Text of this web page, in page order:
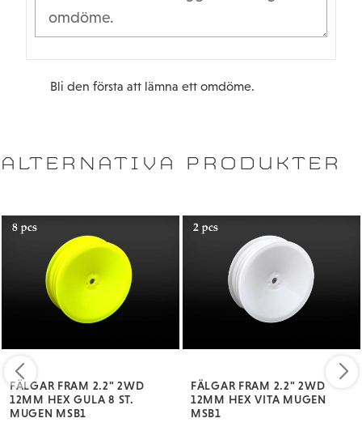
Bli den första att lämna ett omdöme.
ALTERNATIVA PRODUKTER
FÄLGAR FRAM 2.2" 2WD
12MM HEX GULA 8 ST.
MUGEN MSB1
FÄLGAR FRAM 2.2" 2WD
12MM HEX VITA MUGEN
MSB1